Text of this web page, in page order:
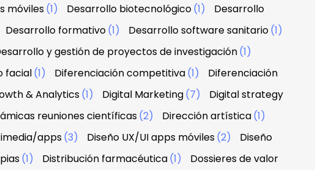
móviles(1) Desarrollo biotecnológico(1)
Desarrollo
Desarrollo formativo(1) Desarrollo software sanitario(1)
y gestión de proyectos de investigación(1)
facial(1) Diferenciación competitiva(1)
Diferenciación
& Analytics(1) Digital Marketing(7)
Digital strategy
reuniones científicas(2) Dirección artística(1)
apps(3) Diseño UX/UI apps móviles(2)
Diseño
(1) Distribución farmacéutica(1)
Dossieres de valor